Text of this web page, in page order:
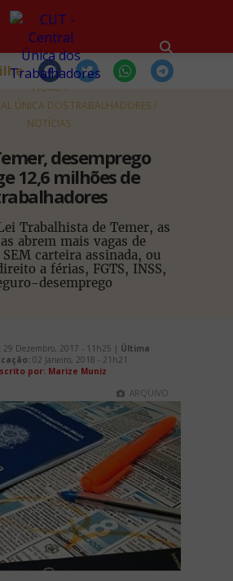
HOME
ÚNICA DOS TRABALHADORES
NOTÍCIAS
desemprego
12,6 milhões de
Trabalhista de Temer, as
abrem mais vagas de
carteira assinada, ou
a férias, FGTS, INSS,
desemprego
29 Dezembro, 2017 - 11h25 | Última
02 Janeiro, 2018 - 21h21
por: Marize Muniz
ARQUIVO